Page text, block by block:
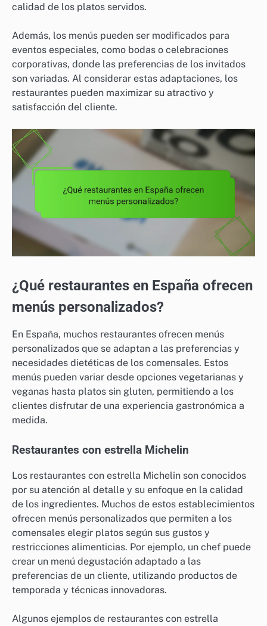
calidad de los platos servidos.
Además, los menús pueden ser modificados para
eventos especiales, como bodas o celebraciones
corporativas, donde las preferencias de los invitados
son variadas. Al considerar estas adaptaciones, los
restaurantes pueden maximizar su atractivo y
satisfacción del cliente.
¿Qué restaurantes en España ofrecen
menús personalizados?
En España, muchos restaurantes ofrecen menús
personalizados que se adaptan a las preferencias y
necesidades dietéticas de los comensales. Estos
menús pueden variar desde opciones vegetarianas y
veganas hasta platos sin gluten, permitiendo a los
clientes disfrutar de una experiencia gastronómica a
medida.
Restaurantes con estrella Michelin
Los restaurantes con estrella Michelin son conocidos
por su atención al detalle y su enfoque en la calidad
de los ingredientes. Muchos de estos establecimientos
ofrecen menús personalizados que permiten a los
comensales elegir platos según sus gustos y
restricciones alimenticias. Por ejemplo, un chef puede
crear un menú degustación adaptado a las
preferencias de un cliente, utilizando productos de
temporada y técnicas innovadoras.
Algunos ejemplos de restaurantes con estrella